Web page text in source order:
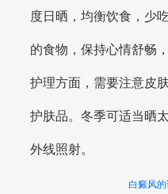
度日晒，均衡饮食，少
的食物，保持心情舒畅
护理方面，需要注意皮
护肤品。冬季可适当晒
外线照射。
白癜风